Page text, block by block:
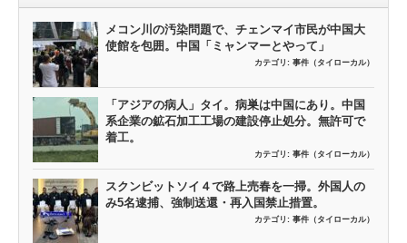
メコン川の汚染問題で、チェンマイ市民が中国大
使館を包囲。中国「ミャンマーとやって」
カテゴリ: 事件（タイローカル）
「アジアの病人」タイ。病巣は中国にあり。中国
系企業の鉱石加工工場の建設停止処分。無許可で
着工。
カテゴリ: 事件（タイローカル）
スクンビットソイ４で路上売春を一掃。外国人の
み5名逮捕、強制送還・再入国禁止措置。
カテゴリ: 事件（タイローカル）